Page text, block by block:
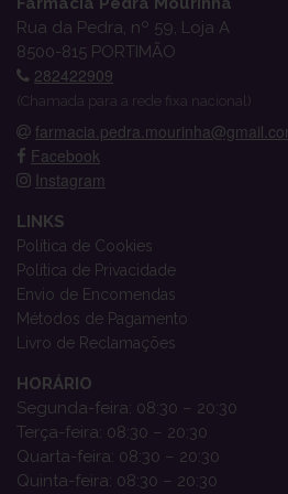
Rua da Pedra, nº 59, Loja A
8500-815 PORTIMÃO
282422909
(Chamada para a rede fixa nacional)
Facebook
Instagram
LINKS
Política de Cookies
Política de Privacidade
Envio de Encomendas
Métodos de Pagamento
Livro de Reclamações
HORÁRIO
Segunda-feira: 08:30 – 20:30
Terça-feira: 08:30 – 20:30
Quarta-feira: 08:30 – 20:30
Quinta-feira: 08:30 – 20:30